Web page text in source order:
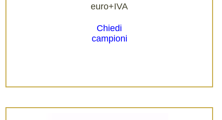
euro+IVA
Chiedi
campioni